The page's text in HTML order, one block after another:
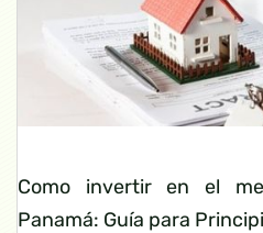
Como invertir en el
Panamá: Guía para